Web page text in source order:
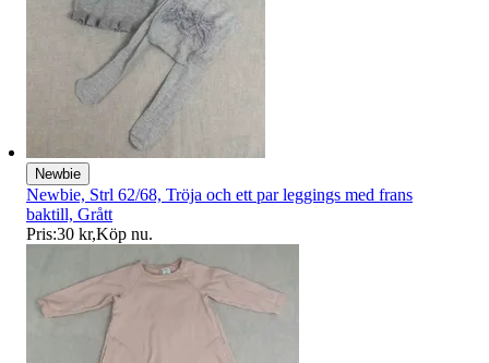
Newbie
Newbie, Strl 62/68, Tröja och ett par leggings med frans
baktill, Grått
Pris:30 kr,Köp nu.